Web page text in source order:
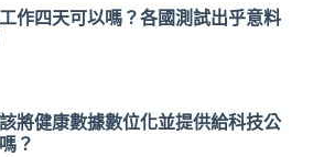
作四天可以嗎？各國測試出乎意料
將健康數據數位化並提供給科技公
？